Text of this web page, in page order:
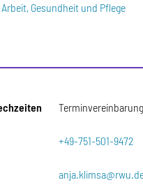
Gesundheit und Pflege
+49-751-501-9472